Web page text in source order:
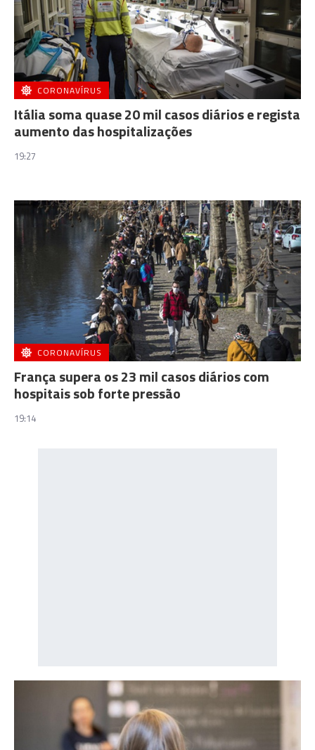
CORONAVÍRUS
Itália soma quase 20 mil casos diários e regista
aumento das hospitalizações
19:27
CORONAVÍRUS
França supera os 23 mil casos diários com
hospitais sob forte pressão
19:14